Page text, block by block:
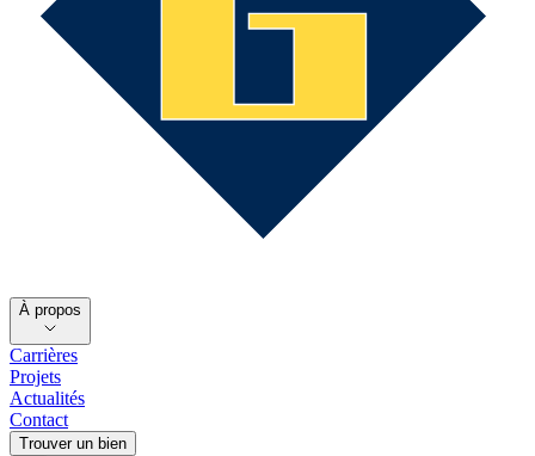
À propos
Carrières
Projets
Actualités
Contact
Trouver un bien